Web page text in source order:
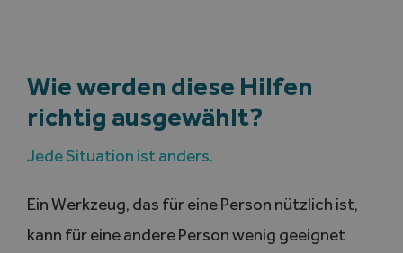
Wie werden diese Hilfen
richtig ausgewählt?
Jede Situation ist anders.
Ein Werkzeug, das für eine Person nützlich ist,
kann für eine andere Person wenig geeignet